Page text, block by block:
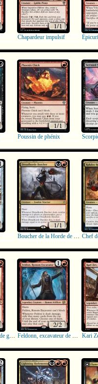
Chapardeur impulsif
Poussin de phénix
Boucher de la Horde de l'effroi Chef
Ardoz, cordonnière de guerre Feldonn, excavateur de Ronom